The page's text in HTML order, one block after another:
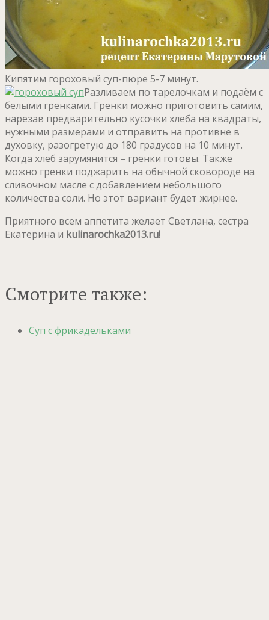
Кипятим гороховый суп-пюре 5-7 минут.
Разливаем по тарелочкам и подаём с
белыми гренками. Гренки можно приготовить самим,
нарезав предварительно кусочки хлеба на квадраты,
нужными размерами и отправить на противне в
духовку, разогретую до 180 градусов на 10 минут.
Когда хлеб зарумянится – гренки готовы. Также
можно гренки поджарить на обычной сковороде на
сливочном масле с добавлением небольшого
количества соли. Но этот вариант будет жирнее.
Приятного всем аппетита желает Светлана, сестра
Екатерина и kulinarochka2013.ru!
Смотрите также:
Суп с фрикадельками